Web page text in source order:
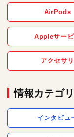
AirPods
Appleサービ
アクセサリ
情報カテゴリ
インタビュ